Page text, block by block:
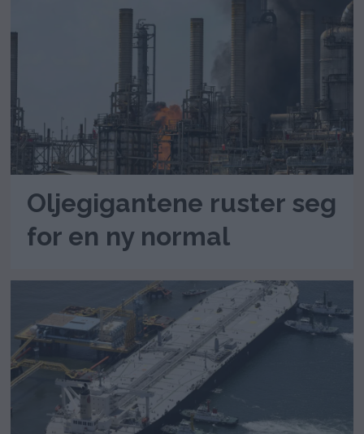
Oljegigantene ruster seg
for en ny normal